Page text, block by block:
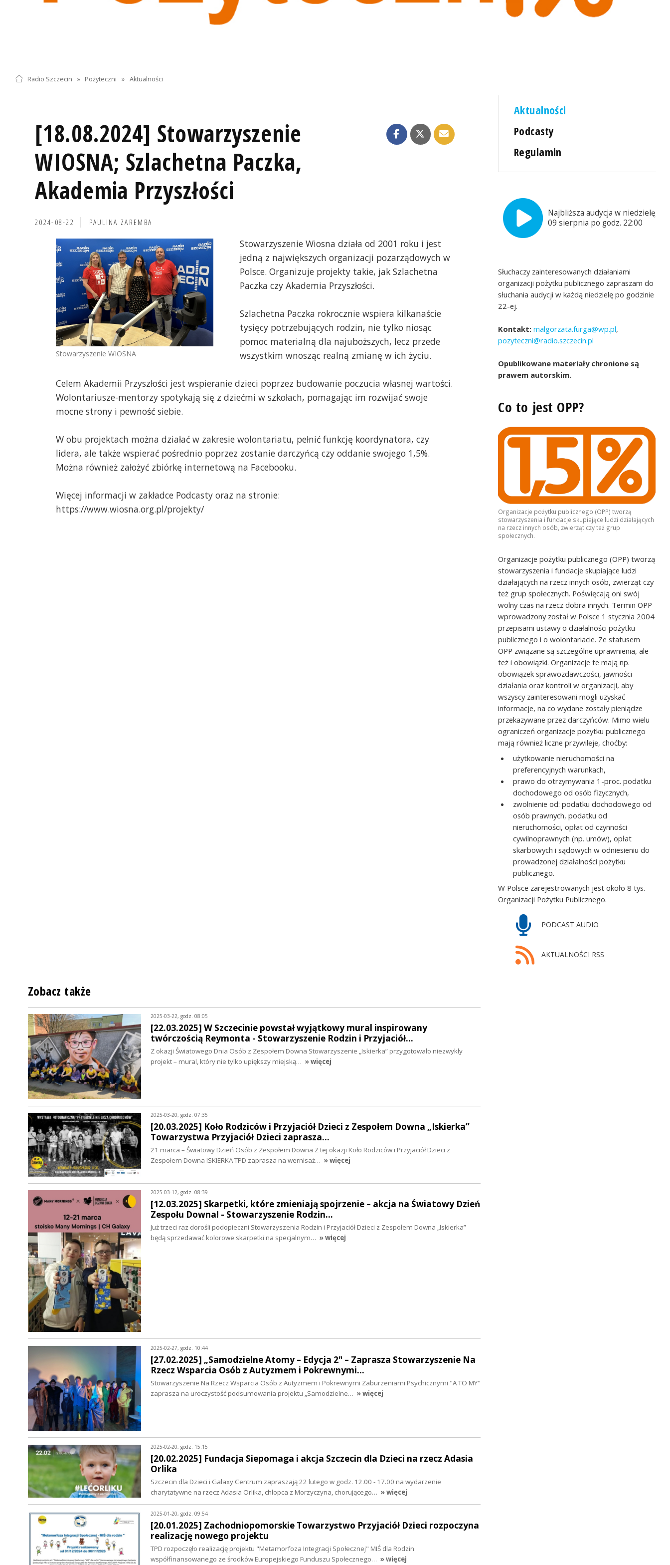
Radio Szczecin » Pożyteczni » Aktualności
[18.08.2024] Stowarzyszenie
WIOSNA; Szlachetna Paczka,
Akademia Przyszłości
2024-08-22 PAULINA ZAREMBA
Stowarzyszenie WIOSNA
Stowarzyszenie Wiosna działa od 2001 roku i jest
jedną z największych organizacji pozarządowych w
Polsce. Organizuje projekty takie, jak Szlachetna
Paczka czy Akademia Przyszłości.
Szlachetna Paczka rokrocznie wspiera kilkanaście
tysięcy potrzebujących rodzin, nie tylko niosąc
pomoc materialną dla najuboższych, lecz przede
wszystkim wnosząc realną zmianę w ich życiu.
Celem Akademii Przyszłości jest wspieranie dzieci poprzez budowanie poczucia własnej wartości.
Wolontariusze-mentorzy spotykają się z dziećmi w szkołach, pomagając im rozwijać swoje
mocne strony i pewność siebie.
W obu projektach można działać w zakresie wolontariatu, pełnić funkcję koordynatora, czy
lidera, ale także wspierać pośrednio poprzez zostanie darczyńcą czy oddanie swojego 1,5%.
Można również założyć zbiórkę internetową na Facebooku.
Więcej informacji w zakładce Podcasty oraz na stronie:
https://www.wiosna.org.pl/projekty/
Aktualności
Podcasty
Regulamin
Najbliższa audycja w niedzielę,
09 sierpnia po godz. 22:00
Słuchaczy zainteresowanych działaniami
organizacji pożytku publicznego zapraszam do
słuchania audycji w każdą niedzielę po godzinie
22-ej.
Kontakt: malgorzata.furga@wp.pl,
pozyteczni@radio.szczecin.pl
Opublikowane materiały chronione są
prawem autorskim.
Co to jest OPP?
Organizacje pożytku publicznego (OPP) tworzą
stowarzyszenia i fundacje skupiające ludzi działających
na rzecz innych osób, zwierząt czy też grup
społecznych.
Organizacje pożytku publicznego (OPP) tworzą
stowarzyszenia i fundacje skupiające ludzi
działających na rzecz innych osób, zwierząt czy
też grup społecznych. Poświęcają oni swój
wolny czas na rzecz dobra innych. Termin OPP
wprowadzony został w Polsce 1 stycznia 2004
przepisami ustawy o działalności pożytku
publicznego i o wolontariacie. Ze statusem
OPP związane są szczególne uprawnienia, ale
też i obowiązki. Organizacje te mają np.
obowiązek sprawozdawczości, jawności
działania oraz kontroli w organizacji, aby
wszyscy zainteresowani mogli uzyskać
informacje, na co wydane zostały pieniądze
przekazywane przez darczyńców. Mimo wielu
ograniczeń organizacje pożytku publicznego
mają również liczne przywileje, choćby:
użytkowanie nieruchomości na
preferencyjnych warunkach,
prawo do otrzymywania 1-proc. podatku
dochodowego od osób fizycznych,
zwolnienie od: podatku dochodowego od
osób prawnych, podatku od
nieruchomości, opłat od czynności
cywilnoprawnych (np. umów), opłat
skarbowych i sądowych w odniesieniu do
prowadzonej działalności pożytku
publicznego.
W Polsce zarejestrowanych jest około 8 tys.
Organizacji Pożytku Publicznego.
PODCAST AUDIO
AKTUALNOŚCI RSS
Zobacz także
2025-03-22, godz. 08:05
[22.03.2025] W Szczecinie powstał wyjątkowy mural inspirowany
twórczością Reymonta - Stowarzyszenie Rodzin i Przyjaciół…
Z okazji Światowego Dnia Osób z Zespołem Downa Stowarzyszenie „Iskierka” przygotowało niezwykły
projekt – mural, który nie tylko upiększy miejską… » więcej
2025-03-20, godz. 07:35
[20.03.2025] Koło Rodziców i Przyjaciół Dzieci z Zespołem Downa „Iskierka”
Towarzystwa Przyjaciół Dzieci zaprasza…
21 marca – Światowy Dzień Osób z Zespołem Downa Z tej okazji Koło Rodziców i Przyjaciół Dzieci z
Zespołem Downa ISKIERKA TPD zaprasza na wernisaż… » więcej
2025-03-12, godz. 08:39
[12.03.2025] Skarpetki, które zmieniają spojrzenie – akcja na Światowy Dzień
Zespołu Downa! - Stowarzyszenie Rodzin…
Już trzeci raz dorośli podopieczni Stowarzyszenia Rodzin i Przyjaciół Dzieci z Zespołem Downa „Iskierka”
będą sprzedawać kolorowe skarpetki na specjalnym… » więcej
2025-02-27, godz. 10:44
[27.02.2025] „Samodzielne Atomy – Edycja 2" – Zaprasza Stowarzyszenie Na
Rzecz Wsparcia Osób z Autyzmem i Pokrewnymi…
Stowarzyszenie Na Rzecz Wsparcia Osób z Autyzmem i Pokrewnymi Zaburzeniami Psychicznymi "A TO MY"
zaprasza na uroczystość podsumowania projektu „Samodzielne… » więcej
2025-02-20, godz. 15:15
[20.02.2025] Fundacja Siepomaga i akcja Szczecin dla Dzieci na rzecz Adasia
Orlika
Szczecin dla Dzieci i Galaxy Centrum zapraszają 22 lutego w godz. 12.00 - 17.00 na wydarzenie
charytatywne na rzecz Adasia Orlika, chłopca z Morzyczyna, chorującego… » więcej
2025-01-20, godz. 09:54
[20.01.2025] Zachodniopomorskie Towarzystwo Przyjaciół Dzieci rozpoczyna
realizację nowego projektu
TPD rozpoczęło realizację projektu "Metamorfoza Integracji Społecznej" MIŚ dla Rodzin
współfinansowanego ze środków Europejskiego Funduszu Społecznego… » więcej